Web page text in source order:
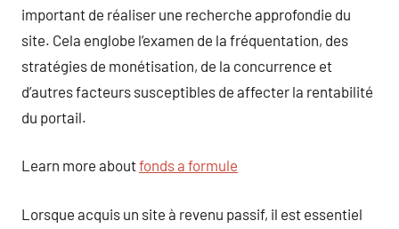
important de réaliser une recherche approfondie du
site. Cela englobe l’examen de la fréquentation, des
stratégies de monétisation, de la concurrence et
d’autres facteurs susceptibles de affecter la rentabilité
du portail.
Learn more aboutfonds a formule
Lorsque acquis un site à revenu passif, il est essentiel